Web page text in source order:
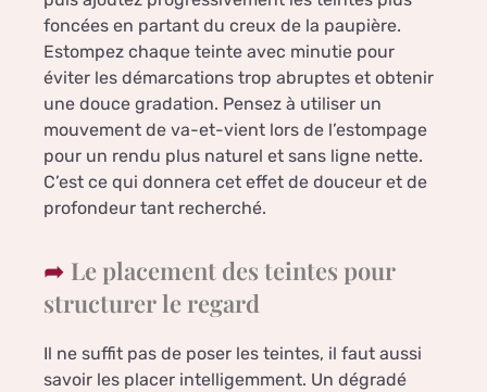
foncées en partant du creux de la paupière.
Estompez chaque teinte avec minutie pour
éviter les démarcations trop abruptes et obtenir
une douce gradation. Pensez à utiliser un
mouvement de va-et-vient lors de l’estompage
pour un rendu plus naturel et sans ligne nette.
C’est ce qui donnera cet effet de douceur et de
profondeur tant recherché.
Le placement des teintes pour
structurer le regard
Il ne suffit pas de poser les teintes, il faut aussi
savoir les placer intelligemment. Un dégradé